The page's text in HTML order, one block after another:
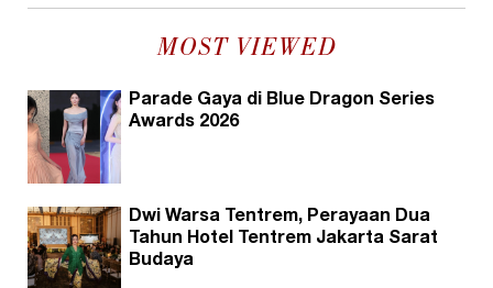
MOST VIEWED
Parade Gaya di Blue Dragon Series
Awards 2026
Dwi Warsa Tentrem, Perayaan Dua
Tahun Hotel Tentrem Jakarta Sarat
Budaya